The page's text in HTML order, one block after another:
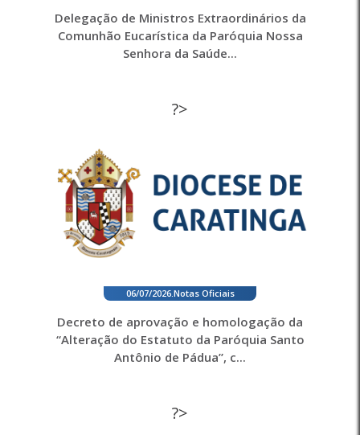
Delegação de Ministros Extraordinários da
Comunhão Eucarística da Paróquia Nossa
Senhora da Saúde...
?>
06/07/2026. Notas Oficiais
Decreto de aprovação e homologação da
“Alteração do Estatuto da Paróquia Santo
Antônio de Pádua”, c...
?>